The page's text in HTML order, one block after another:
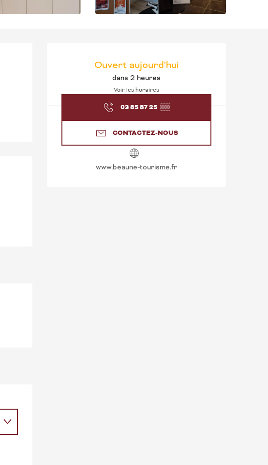
OUVERTURE ET
Ouvert aujourd'hui
dans 2 heures
Voir les horaires
03 85 87 25 ▒▒
CONTACTEZ-NOUS
www.beaune-tourisme.fr